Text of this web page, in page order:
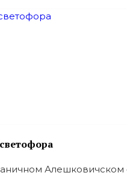
Алешковичском